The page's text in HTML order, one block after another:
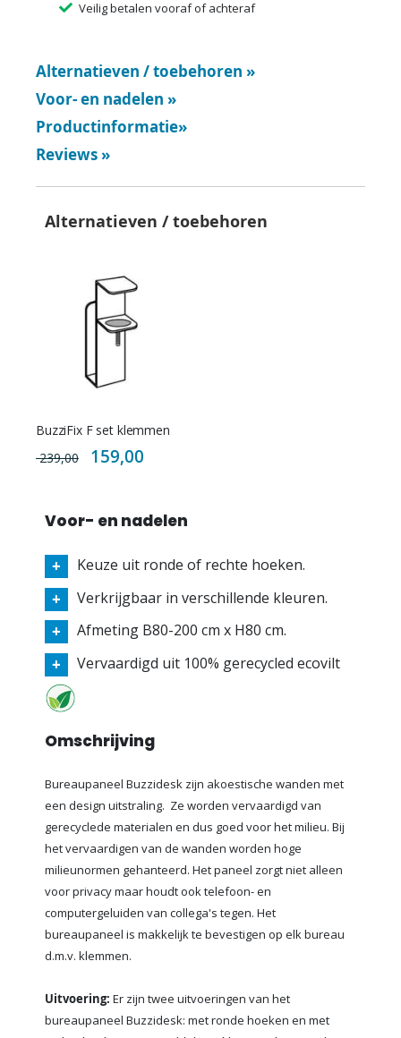
Veilig betalen vooraf of achteraf
Alternatieven / toebehoren »
Voor- en nadelen »
Productinformatie»
Reviews »
Alternatieven / toebehoren
BuzziFix F set klemmen
239,00
Special
Price
159,00
Voor- en nadelen
Keuze uit ronde of rechte hoeken.
Verkrijgbaar in verschillende kleuren.
Afmeting B80-200 cm x H80 cm.
Vervaardigd uit 100% gerecycled ecovilt
Omschrijving
Bureaupaneel Buzzidesk zijn akoestische wanden met
een design uitstraling. Ze worden vervaardigd van
gerecyclede materialen en dus goed voor het milieu. Bij
het vervaardigen van de wanden worden hoge
milieunormen gehanteerd. Het paneel zorgt niet alleen
voor privacy maar houdt ook telefoon- en
computergeluiden van collega's tegen. Het
bureaupaneel is makkelijk te bevestigen op elk bureau
d.m.v. klemmen.
Uitvoering: Er zijn twee uitvoeringen van het
bureaupaneel Buzzidesk: met ronde hoeken en met